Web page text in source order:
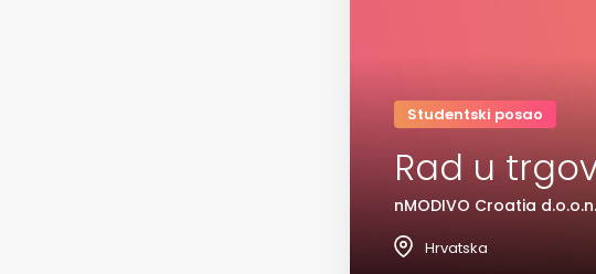
Studentski posao
Rad u
nMODIVO Croatia d.o.o.n.
Hrvatska